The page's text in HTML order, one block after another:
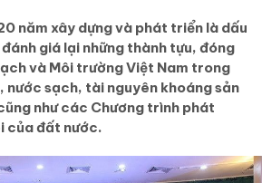
năm xây dựng và phát triển là dấu
giá lại những thành tựu, đóng
và Môi trường Việt Nam trong
nước sạch, tài nguyên khoáng sản
như các Chương trình phát
của đất nước.